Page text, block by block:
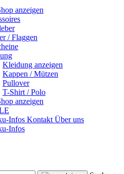
anzeigen
/ Flaggen
Kleidung anzeigen
Kappen / Mützen
Pullover
T-Shirt / Polo
anzeigen
Infos Kontakt Über uns
Infos